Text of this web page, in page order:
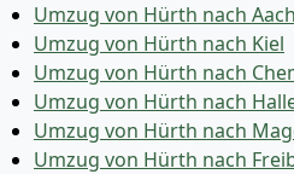
Umzug von Hürth nach
Umzug von Hürth nach Kiel
Umzug von Hürth nach
Umzug von Hürth nach
Umzug von Hürth nach
Umzug von Hürth nach